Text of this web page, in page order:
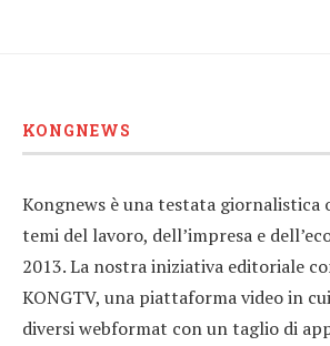
KONGNEWS
Kongnews è una testata giornalistica
temi del lavoro, dell’impresa e
2013. La nostra iniziativa editoriale
KONGTV, una piattaforma video in
diversi webformat con un taglio di